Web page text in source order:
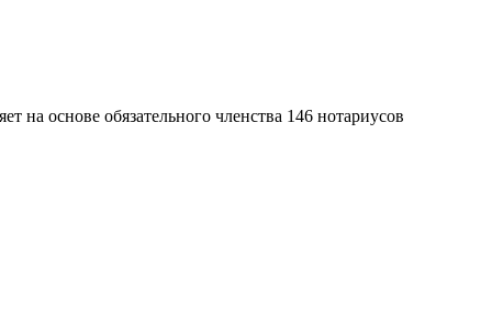
на основе обязательного членства 146 нотариусов